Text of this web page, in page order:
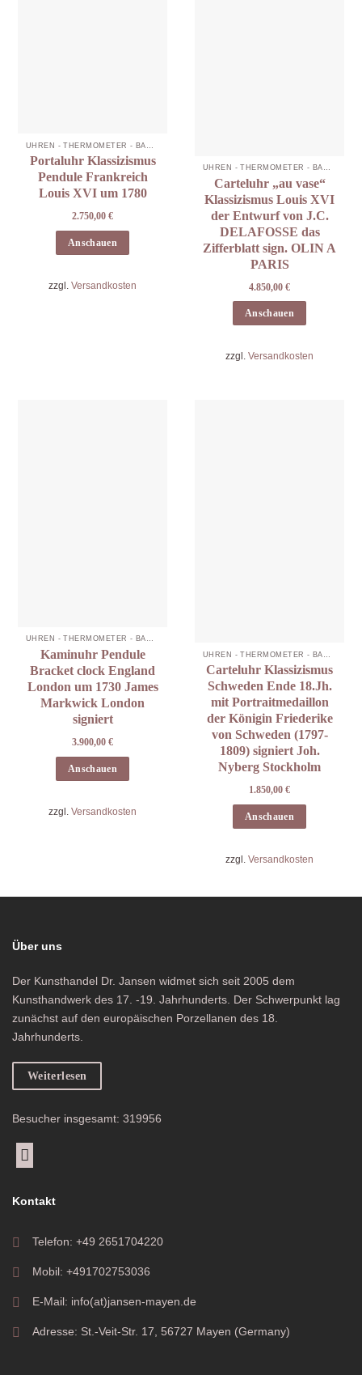
Portaluhr Klassizismus
Pendule Frankreich
Louis XVI um 1780
2.750,00 €
Anschauen
zzgl. Versandkosten
UHREN - THERMOMETER - BAROMETER
Carteluhr „au vase“
Klassizismus Louis XVI
der Entwurf von J.C.
DELAFOSSE das
Zifferblatt sign. OLIN A
PARIS
4.850,00 €
Anschauen
zzgl. Versandkosten
UHREN - THERMOMETER - BAROMETER
Kaminuhr Pendule
Bracket clock England
London um 1730 James
Markwick London
signiert
3.900,00 €
Anschauen
zzgl. Versandkosten
Carteluhr Klassizismus
Schweden Ende 18.Jh.
mit Portraitmedaillon
der Königin Friederike
von Schweden (1797-
1809) signiert Joh.
Nyberg Stockholm
1.850,00 €
Anschauen
zzgl. Versandkosten
Über uns
Der Kunsthandel Dr. Jansen widmet sich seit 2005 dem
Kunsthandwerk des 17. -19. Jahrhunderts. Der Schwerpunkt lag
zunächst auf den europäischen Porzellanen des 18.
Jahrhunderts.
Weiterlesen
Besucher insgesamt: 319956
Kontakt
Telefon: +49 2651704220
Mobil: +491702753036
E-Mail: info(at)jansen-mayen.de
Adresse: St.-Veit-Str. 17, 56727 Mayen (Germany)